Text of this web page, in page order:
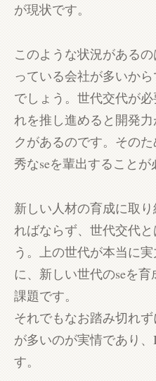
が現状です。
このような状況がある
っている会社が多いか
でしょう。世代交代が
れを推し進めると開発
クがあるのです。その
秀なseを輩出することが
新しい人材の育成に取
ればならず、世代交代
う。上の世代が本当に
に、新しい世代のseを
課題です。
それでもなお踏み切れ
が多いのが実情であり
す。